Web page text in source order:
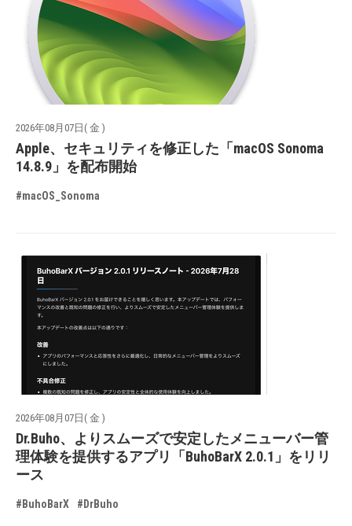
2026年08月07日( 金 )
Apple、セキュリティを修正した「macOS Sonoma
14.8.9」を配布開始
#macOS_Sonoma
2026年08月07日( 金 )
Dr.Buho、よりスムーズで安定したメニューバー管
理体験を提供するアプリ「BuhoBarX 2.0.1」をリリ
ース
#BuhoBarX #DrBuho